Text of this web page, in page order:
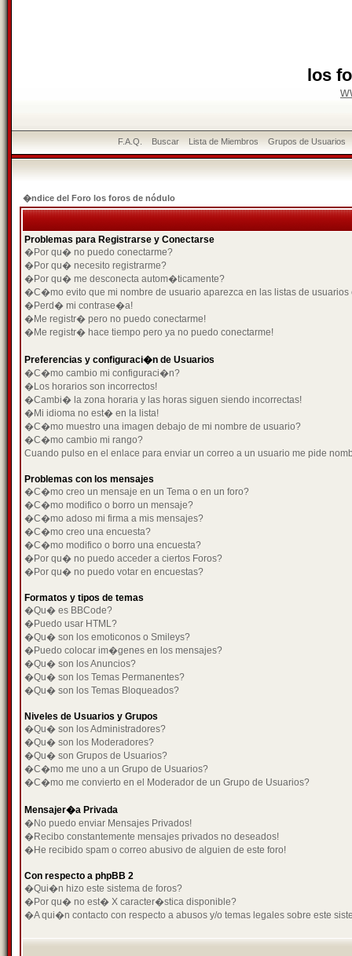
los
F.A.Q. Buscar Lista de Miembros Grupos de Usuarios
�ndice del Foro los foros de nódulo
Problemas para Registrarse y Conectarse
�Por qu� no puedo conectarme?
�Por qu� necesito registrarme?
�Por qu� me desconecta autom�ticamente?
�C�mo evito que mi nombre de usuario aparezca en las listas de usuarios
�Perd� mi contrase�a!
�Me registr� pero no puedo conectarme!
�Me registr� hace tiempo pero ya no puedo conectarme!
Preferencias y configuraci�n de Usuarios
�C�mo cambio mi configuraci�n?
�Los horarios son incorrectos!
�Cambi� la zona horaria y las horas siguen siendo incorrectas!
�Mi idioma no est� en la lista!
�C�mo muestro una imagen debajo de mi nombre de usuario?
�C�mo cambio mi rango?
Cuando pulso en el enlace para enviar un correo a un usuario me pide
Problemas con los mensajes
�C�mo creo un mensaje en un Tema o en un foro?
�C�mo modifico o borro un mensaje?
�C�mo adoso mi firma a mis mensajes?
�C�mo creo una encuesta?
�C�mo modifico o borro una encuesta?
�Por qu� no puedo acceder a ciertos Foros?
�Por qu� no puedo votar en encuestas?
Formatos y tipos de temas
�Qu� es BBCode?
�Puedo usar HTML?
�Qu� son los emoticonos o Smileys?
�Puedo colocar im�genes en los mensajes?
�Qu� son los Anuncios?
�Qu� son los Temas Permanentes?
�Qu� son los Temas Bloqueados?
Niveles de Usuarios y Grupos
�Qu� son los Administradores?
�Qu� son los Moderadores?
�Qu� son Grupos de Usuarios?
�C�mo me uno a un Grupo de Usuarios?
�C�mo me convierto en el Moderador de un Grupo de Usuarios?
Mensajer�a Privada
�No puedo enviar Mensajes Privados!
�Recibo constantemente mensajes privados no deseados!
�He recibido spam o correo abusivo de alguien de este foro!
Con respecto a phpBB 2
�Qui�n hizo este sistema de foros?
�Por qu� no est� X caracter�stica disponible?
�A qui�n contacto con respecto a abusos y/o temas legales sobre este